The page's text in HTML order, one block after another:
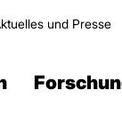
und Presse